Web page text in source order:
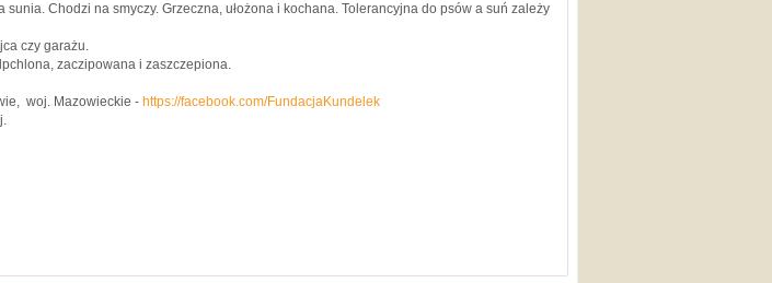
sunia. Chodzi na smyczy. Grzeczna, ułożona i kochana. Tolerancyjna do psów a suń zależy
czy garażu.
zaczipowana i zaszczepiona.
woj. Mazowieckie - https://facebook.com/FundacjaKundelek